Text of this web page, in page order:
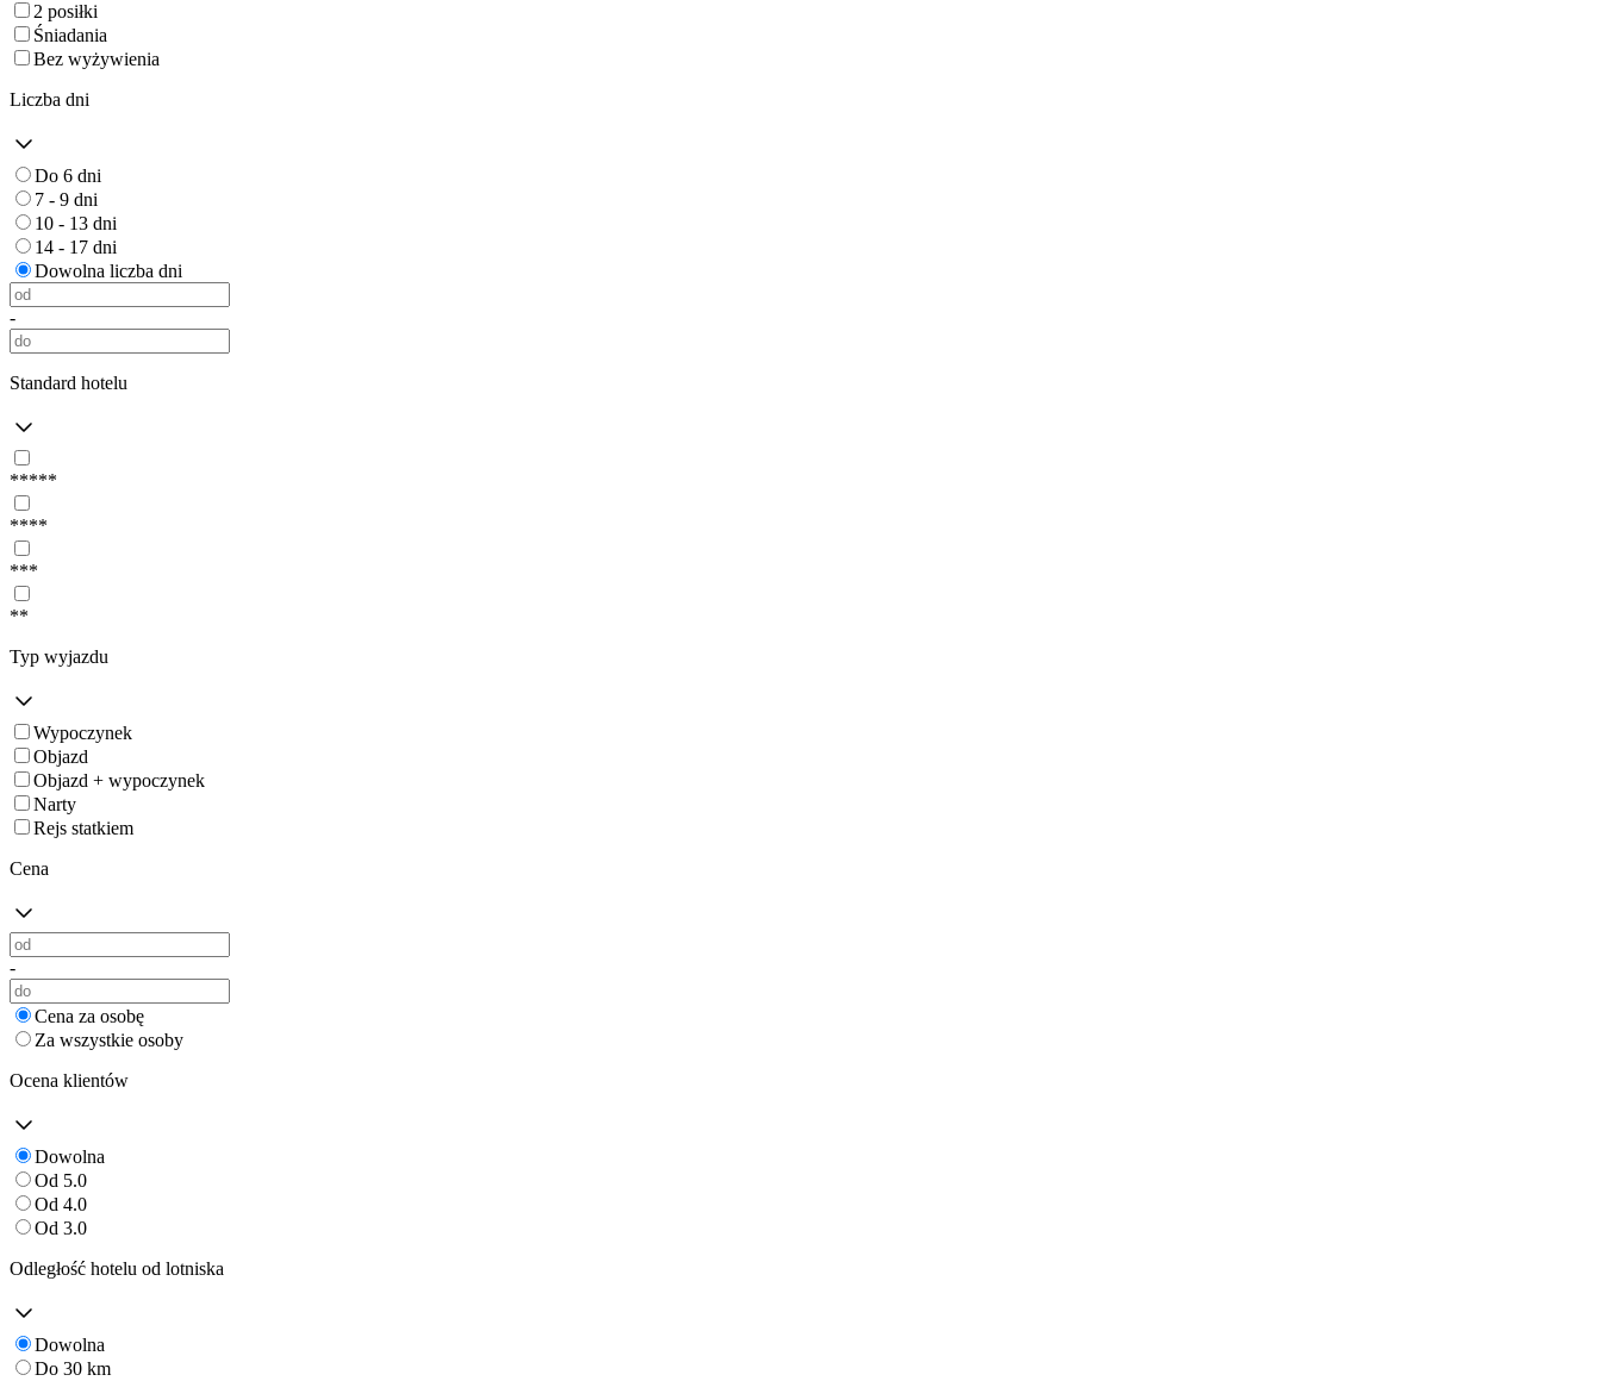
2 posiłki
Śniadania
Bez wyżywienia
Liczba dni
Do 6 dni
7 - 9 dni
10 - 13 dni
14 - 17 dni
Dowolna liczba dni
-
Standard hotelu
*****
****
***
**
Typ wyjazdu
Wypoczynek
Objazd
Objazd + wypoczynek
Narty
Rejs statkiem
Cena
-
Cena za osobę
Za wszystkie osoby
Ocena klientów
Dowolna
Od 5.0
Od 4.0
Od 3.0
Odległość hotelu od lotniska
Dowolna
Do 30 km